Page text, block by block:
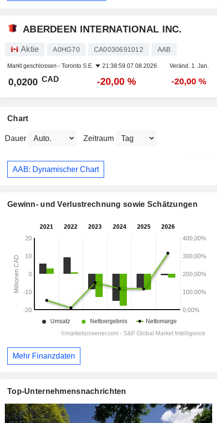
ABERDEEN INTERNATIONAL INC.
Aktie A0HG70 CA0030691012 AAB
Markt geschlossen - Toronto S.E. 21:38:59 07.08.2026 Veränd. 1. Jan.
0,0200 CAD -20,00 % -20,00 %
Chart
Dauer Zeitraum
AAB: Dynamischer Chart
Gewinn- und Verlustrechnung sowie Schätzungen
Mehr Finanzdaten
Top-Unternehmensnachrichten